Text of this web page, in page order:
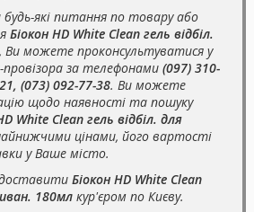
які питання по товару або
Біокон HD White Clean гель відбіл.
, Ви можете проконсультуватися у
за телефонами (097) 310-
(073) 092-77-38. Ви можете
щодо наявності та пошуку
White Clean гель відбіл. для
цінами, його вартості
у Ваше місто.
Біокон HD White Clean
180мл кур'єром по Києву.